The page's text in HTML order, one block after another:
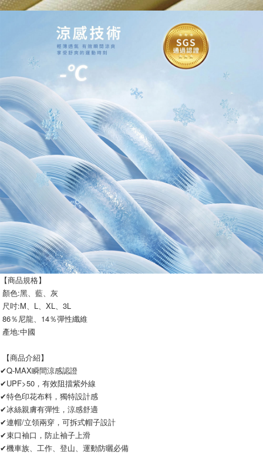
【商品規格】
顏色:黑、藍、灰
尺吋:M、L、XL、3L
86％尼龍、14％彈性纖維
產地:中國
【商品介紹】
✔Q-MAX瞬間涼感認證
✔UPF>50，有效阻擋紫外線
✔特色印花布料，獨特設計感
✔冰絲親膚有彈性，涼感舒適
✔連帽/立領兩穿，可拆式帽子設計
✔束口袖口，防止袖子上滑
✔機車族、工作、登山、運動防曬必備